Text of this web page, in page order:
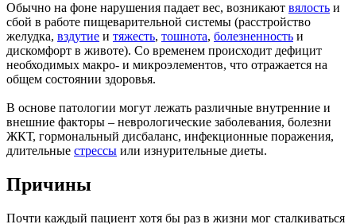
Обычно на фоне нарушения падает вес, возникают вялость и
сбой в работе пищеварительной системы (расстройство
желудка, вздутие и тяжесть, тошнота, болезненность и
дискомфорт в животе). Со временем происходит дефицит
необходимых макро- и микроэлементов, что отражается на
общем состоянии здоровья.
В основе патологии могут лежать различные внутренние и
внешние факторы – неврологические заболевания, болезни
ЖКТ, гормональный дисбаланс, инфекционные поражения,
длительные стрессы или изнурительные диеты.
Причины
Почти каждый пациент хотя бы раз в жизни мог сталкиваться